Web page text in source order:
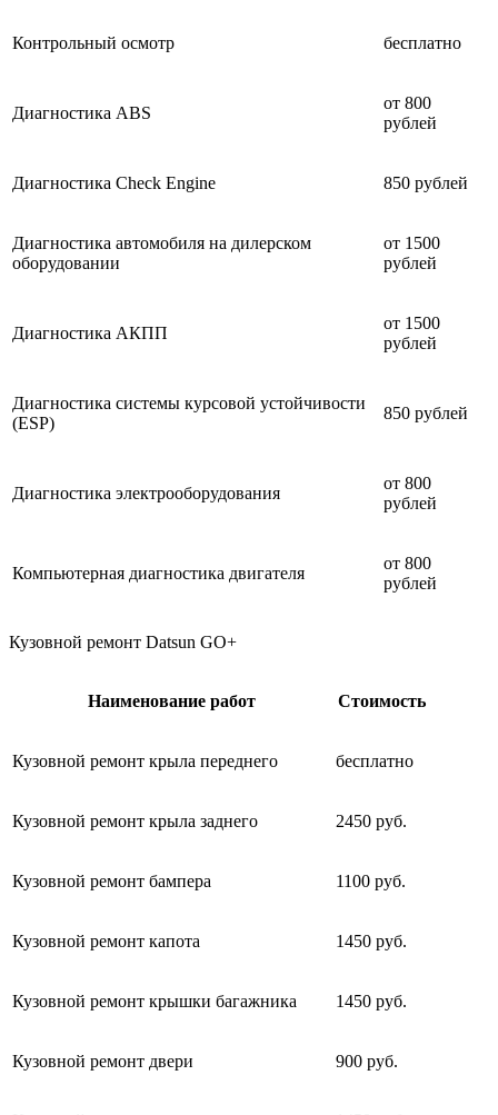
Контрольный осмотр бесплатно
Диагностика ABS
от 800
рублей
Диагностика Check Engine 850 рублей
Диагностика автомобиля на дилерском
оборудовании
от 1500
рублей
Диагностика АКПП
от 1500
рублей
Диагностика системы курсовой устойчивости
(ESP)
850 рублей
Диагностика электрооборудования
от 800
рублей
Компьютерная диагностика двигателя
от 800
рублей
Кузовной ремонт Datsun GO+
Наименование работ Стоимость
Кузовной ремонт крыла переднего бесплатно
Кузовной ремонт крыла заднего 2450 руб.
Кузовной ремонт бампера 1100 руб.
Кузовной ремонт капота 1450 руб.
Кузовной ремонт крышки багажника 1450 руб.
Кузовной ремонт двери 900 руб.